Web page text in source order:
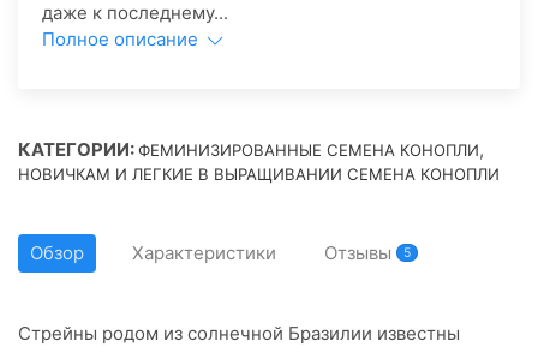
даже к последнему...
Полное описание
КАТЕГОРИИ:ФЕМИНИЗИРОВАННЫЕ СЕМЕНА КОНОПЛИ,
НОВИЧКАМ И ЛЕГКИЕ В ВЫРАЩИВАНИИ СЕМЕНА КОНОПЛИ
Обзор Характеристики Отзывы 5
Стрейны родом из солнечной Бразилии известны